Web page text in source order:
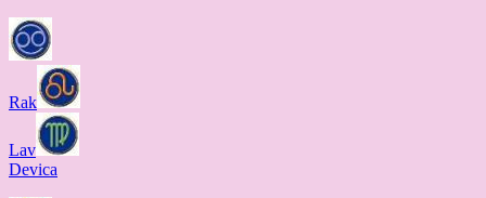
Rak
Lav
Devica